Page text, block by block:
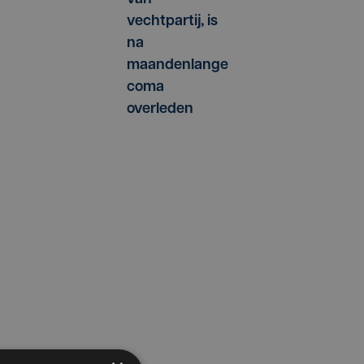
vechtpartij, is
na
maandenlange
coma
overleden